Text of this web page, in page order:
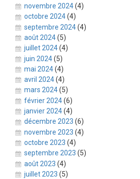
novembre 2024(4)
octobre 2024(4)
septembre 2024(4)
août 2024(5)
juillet 2024(4)
juin 2024(5)
mai 2024(4)
avril 2024(4)
mars 2024(5)
février 2024(6)
janvier 2024(4)
décembre 2023 (6)
novembre 2023 (4)
octobre 2023 (4)
septembre 2023 (5)
août 2023 (4)
juillet 2023 (5)